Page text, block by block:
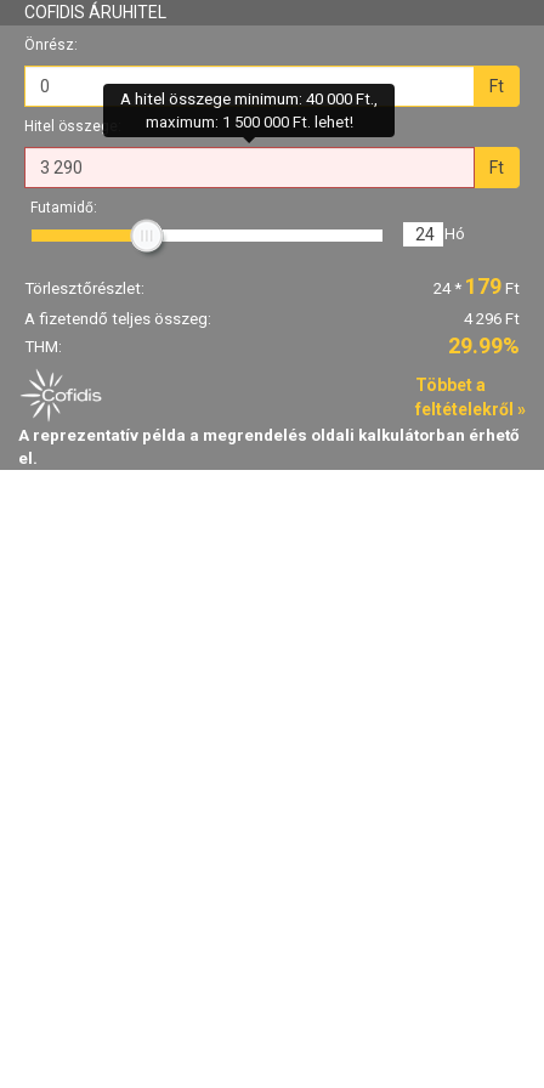
COFIDIS ÁRUHITEL
Önrész:
Ft
Hitel összege:
A hitel összege minimum: 40 000 Ft.,
maximum: 1 500 000 Ft. lehet!
Ft
Futamidő:
24 Hó
Törlesztőrészlet: 24* 179 Ft
A fizetendő teljes összeg:
4 296 Ft
THM:
29.99%
Többet a
feltételekről »
A reprezentatív példa a megrendelés oldali kalkulátorban érhető
el.